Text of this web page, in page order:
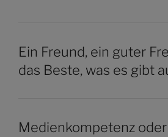
Ein Freund, ein guter
das Beste, was es gibt
Medienkompetenz